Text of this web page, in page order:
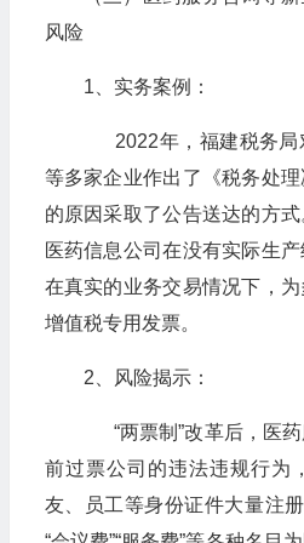
风险
1、实务案例：
2022年，福建税务局
等多家企业作出了《税务处
的原因采取了公告送达的方
医药信息公司在没有实际生
在真实的业务交易情况下，
增值税专用发票。
2、风险揭示：
“两票制”改革后，医
前过票公司的违法违规行为
友、员工等身份证件大量注